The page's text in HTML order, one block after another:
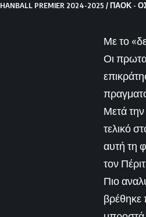
HANBALL PREMIER 2024-2025 /
Με το
Οι
Μετά
τελικό
αυτή τη
τον
Πιο
βρέθηκε